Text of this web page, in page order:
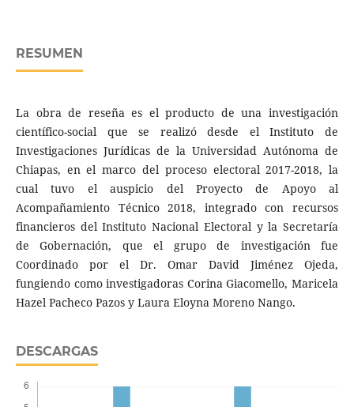
RESUMEN
La obra de reseña es el producto de una investigación
científico-social que se realizó desde el Instituto de
Investigaciones Jurídicas de la Universidad Autónoma de
Chiapas, en el marco del proceso electoral 2017-2018, la
cual tuvo el auspicio del Proyecto de Apoyo al
Acompañamiento Técnico 2018, integrado con recursos
financieros del Instituto Nacional Electoral y la Secretaría
de Gobernación, que el grupo de investigación fue
Coordinado por el Dr. Omar David Jiménez Ojeda,
fungiendo como investigadoras Corina Giacomello, Maricela
Hazel Pacheco Pazos y Laura Eloyna Moreno Nango.
DESCARGAS